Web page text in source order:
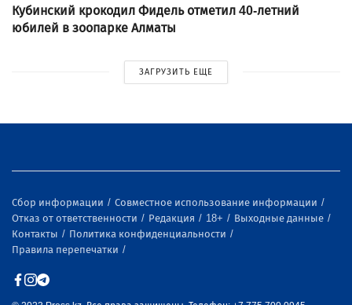
Кубинский крокодил Фидель отметил 40-летний
юбилей в зоопарке Алматы
ЗАГРУЗИТЬ ЕЩЕ
Сбор информации
Совместное использование информации
Отказ от ответственности
Редакция 18+
Выходные данные
Контакты
Политика конфиденциальности
Правила перепечатки